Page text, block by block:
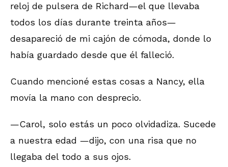
reloj de pulsera de Richard—el que llevaba
todos los días durante treinta años—
desapareció de mi cajón de cómoda, donde lo
había guardado desde que él falleció.
Cuando mencioné estas cosas a Nancy, ella
movía la mano con desprecio.
—Carol, solo estás un poco olvidadiza. Sucede
a nuestra edad —dijo, con una risa que no
llegaba del todo a sus ojos.